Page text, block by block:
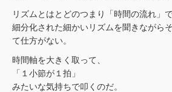
リズムとはとどのつまり「時間の流れ」で
細分化された細かいリズムを聞きながら
て仕方がない。
時間軸を大きく取って、
「１小節が１拍」
みたいな気持ちで叩くのだ。